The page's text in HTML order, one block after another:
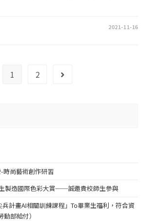
2021-11-16
1 2
時尚藝術創作研習
製造國際色彩大賞──誠邀貴校師生參與
兵計畫AI相關訓練課程」To畢業生福利，符合資
部給付）